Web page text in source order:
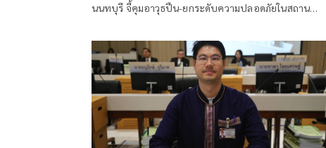
นนทบุรี จี้คุมอาวุธปืน-ยกระดับความปลอดภัยในสถาน